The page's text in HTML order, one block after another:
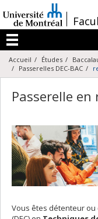
au
contenu
/
Menu
Accueil Études
Passerelles DEC-BAC
Passerelle
Vous êtes détenteur ou